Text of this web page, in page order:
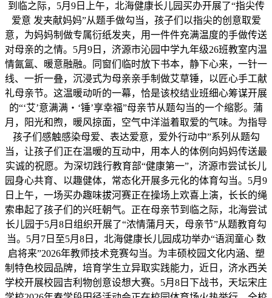
到临之际，5月9日上午，北海健康长儿园买办开展了“指尖传
爱意 发夹献妈妈”从题手做勾当，孩子们以指尖的创意取爱
意，为妈妈制做专属衍纸发夹，用一件件充满温度的手做传送
对母亲的之情。5月9日，济源市沁园中学九年级26班教室内温
情氤氲、暖意融融。同窗们临时放下书本，静下心来，一针一
线、一折一叠，沉浸式为母亲亲手制做艾草锤，以匠心手工献
礼母亲节。这温暖动听的一幕，恰是该校结业班细心筹谋开展
的“‘艾’意满满・‘锤’享幸福”母亲节从题勾当的一个缩影。蒲
月，阳光和煦，暖风掠面，空气中洋溢着取爱的气味。为指导
孩子们感触感染母爱、表达爱意，爱外行动中”系列从题勾
当，让孩子们正在温暖的互动中，用本人的体例向妈妈传送最
实诚的祝愿。为深切践行教育部“健康第一”，济源市尝试长儿
园身心共育、以趣健体，常态化开展多元化的体育勾当。5月9
日上午，一场买办趣味拔河赛正在操场上欢喜上演，长长的绳
索串起了孩子们的兴旺朝气。正在母亲节到临之际，北海尝试
长儿园于5月8日组织开展了“浓情蒲月天，母亲节”从题教育勾
当。5月7日至5月8日，北海健康长儿园成功举办“语润童心 数
启将来”2026年教师技术竞赛勾当。为丰硕校园文化内涵、塑
制特色校园品牌，培育学生立异取实践能力，近日，济水西关
学校开展校园吉利物创意设想大赛。5月8日下战书，天坛宋庄